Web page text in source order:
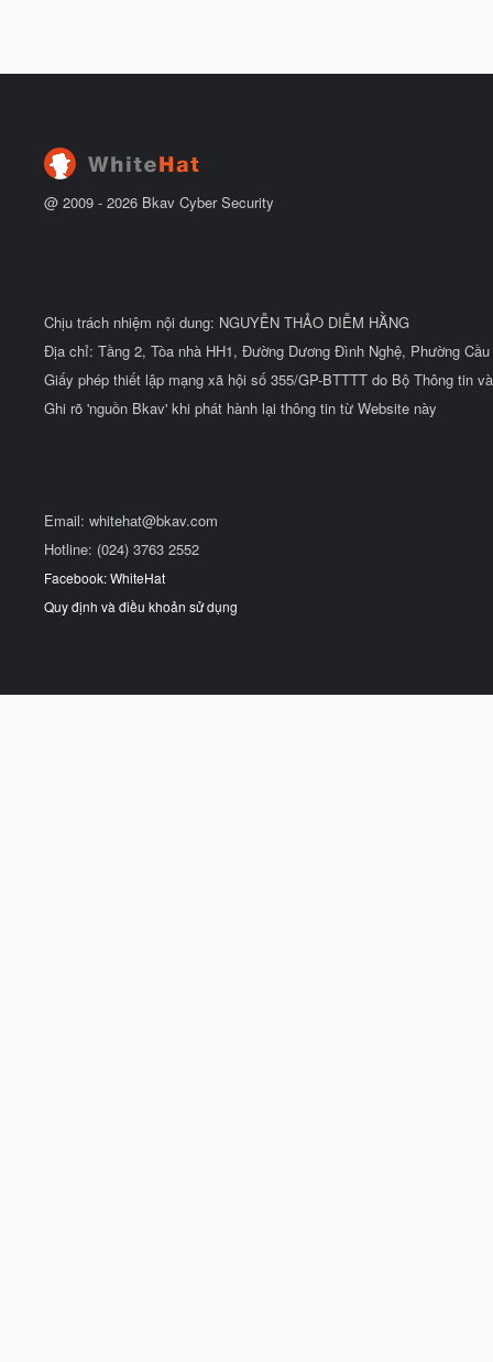
@ 2009 - 2026 Bkav Cyber Security
Chịu trách nhiệm nội dung: NGUYỄN THẢO DIỄM HẰNG
Địa chỉ: Tầng 2, Tòa nhà HH1, Đường Dương Đình Nghệ, Phường
Giấy phép thiết lập mạng xã hội số 355/GP-BTTTT do Bộ Thông tin
Ghi rõ 'nguồn Bkav' khi phát hành lại thông tin từ Website này
Email: whitehat@bkav.com
Hotline: (024) 3763 2552
Facebook: WhiteHat
Quy định và điều khoản sử dụng